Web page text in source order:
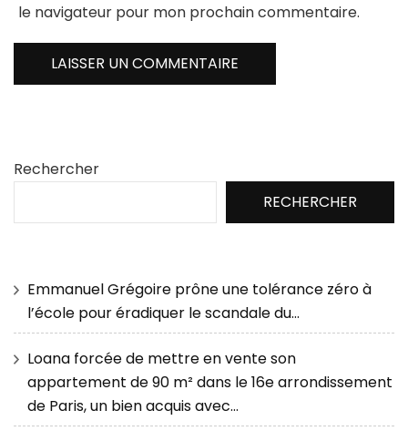
le navigateur pour mon prochain commentaire.
Rechercher
RECHERCHER
Emmanuel Grégoire prône une tolérance zéro à
l’école pour éradiquer le scandale du…
Loana forcée de mettre en vente son
appartement de 90 m² dans le 16e arrondissement
de Paris, un bien acquis avec…